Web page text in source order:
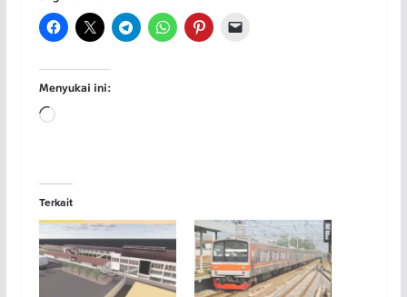
Menyukai ini:
Memuat...
Terkait